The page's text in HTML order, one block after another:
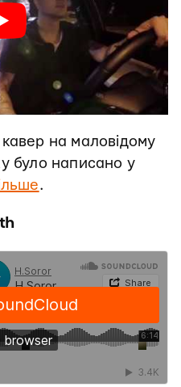
на маловідому
було написано у
.